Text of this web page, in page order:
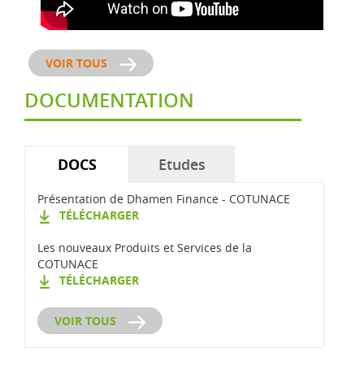
VOIR TOUS
DOCUMENTATION
DOCS(ONGLET ACTIF)
Etudes
Présentation de Dhamen Finance - COTUNACE
TÉLÉCHARGER
Les nouveaux Produits et Services de la
COTUNACE
TÉLÉCHARGER
VOIR TOUS